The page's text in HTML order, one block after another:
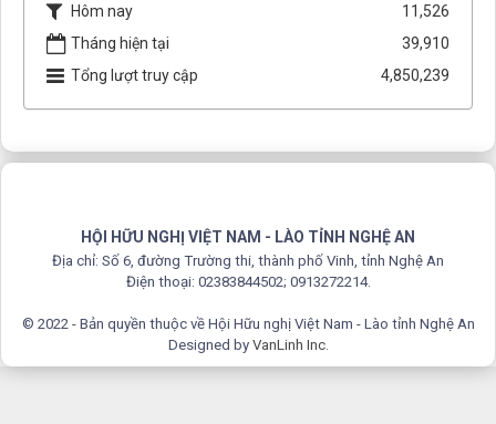
Hôm nay
11,526
Tháng hiện tại
39,910
Tổng lượt truy cập
4,850,239
HỘI HỮU NGHỊ VIỆT NAM - LÀO TỈNH NGHỆ AN
Địa chỉ: Số 6, đường Trường thi, thành phố Vinh, tỉnh Nghệ An
Điện thoại: 02383844502; 0913272214.
© 2022 - Bản quyền thuộc về Hội Hữu nghị Việt Nam - Lào tỉnh Nghệ An
Designed by VanLinh Inc.